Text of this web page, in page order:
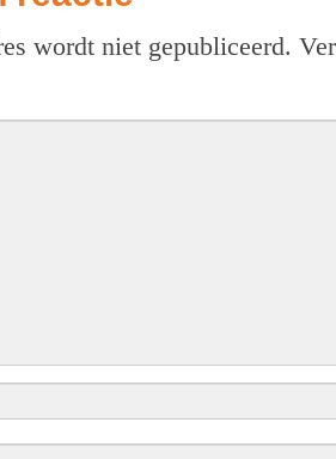
wordt niet gepubliceerd.